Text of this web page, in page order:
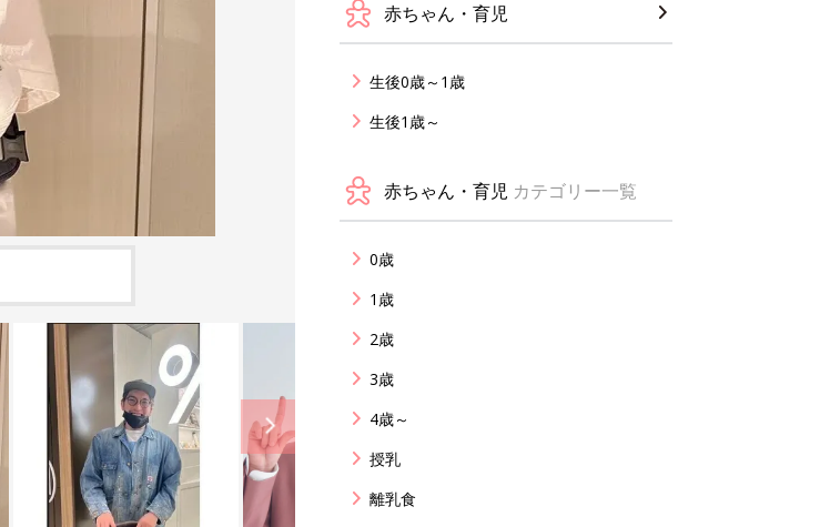
赤ちゃん・育児
生後0歳～1歳
生後1歳～
赤ちゃん・育児 カテゴリー一覧
0歳
1歳
2歳
3歳
4歳～
授乳
離乳食